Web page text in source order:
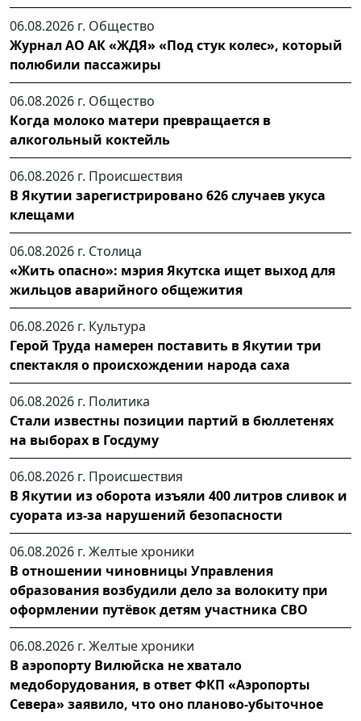
06.08.2026 г. Общество
Журнал АО АК «ЖДЯ» «Под стук колес», который
полюбили пассажиры
06.08.2026 г. Общество
Когда молоко матери превращается в
алкогольный коктейль
06.08.2026 г. Происшествия
В Якутии зарегистрировано 626 случаев укуса
клещами
06.08.2026 г. Столица
«Жить опасно»: мэрия Якутска ищет выход для
жильцов аварийного общежития
06.08.2026 г. Культура
Герой Труда намерен поставить в Якутии три
спектакля о происхождении народа саха
06.08.2026 г. Политика
Стали известны позиции партий в бюллетенях
на выборах в Госдуму
06.08.2026 г. Происшествия
В Якутии из оборота изъяли 400 литров сливок и
суората из-за нарушений безопасности
06.08.2026 г. Желтые хроники
В отношении чиновницы Управления
образования возбудили дело за волокиту при
оформлении путёвок детям участника СВО
06.08.2026 г. Желтые хроники
В аэропорту Вилюйска не хватало
медоборудования, в ответ ФКП «Аэропорты
Севера» заявило, что оно планово-убыточное